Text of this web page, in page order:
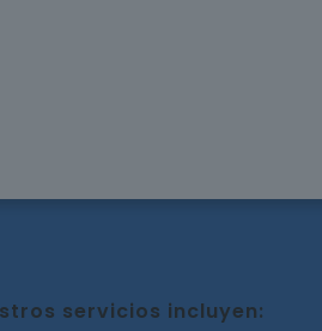
servicios incluyen: